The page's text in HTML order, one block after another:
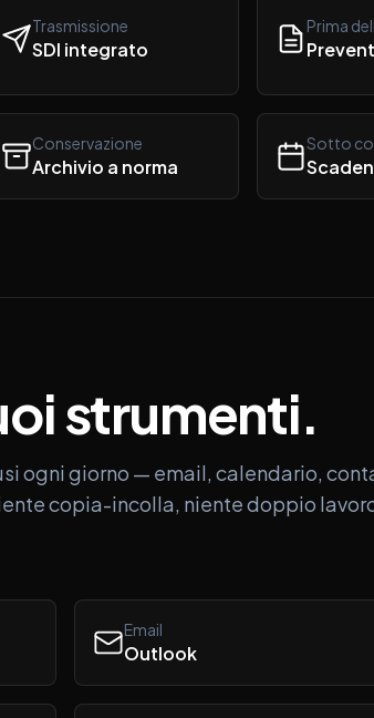
Trasmissione
SDI integrato
Prima
Conservazione
Archivio a norma
Sotto
strumenti.
ogni giorno — email, calendario,
copia-incolla, niente doppio
Email
Outlook